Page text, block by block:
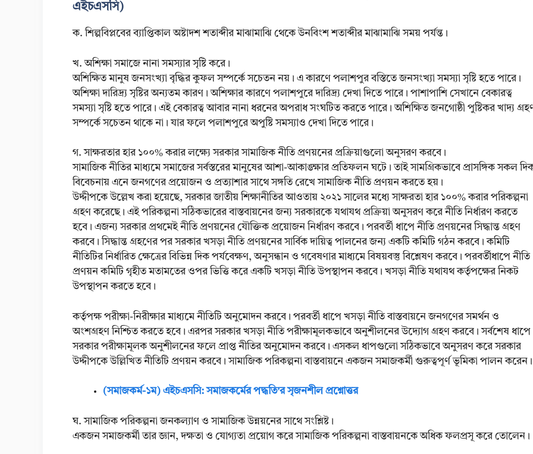
এইচএসসি)
ক. শিল্পবিপ্লবের ব্যাপ্তিকাল অষ্টাদশ শতাব্দীর মাঝামাঝি থেকে উনবিংশ শতাব্দীর মাঝামাঝি সময় পর্যন্ত।
খ. অশিক্ষা সমাজে নানা সমস্যার সৃষ্টি করে।
অশিক্ষিত মানুষ জনসংখ্যা বৃদ্ধির কুফল সম্পর্কে সচেতন নয়। এ কারণে পলাশপুর বস্তিতে জনসংখ্যা সমস্যা সৃষ্টি হতে পারে।
অশিক্ষা দারিদ্র্য সৃষ্টির অন্যতম কারণ। অশিক্ষার কারণে পলাশপুরে দারিদ্র্য দেখা দিতে পারে। পাশাপাশি সেখানে বেকারত্ব
সমস্যা সৃষ্টি হতে পারে। এই বেকারত্ব আবার নানা ধরনের অপরাধ সংঘটিত করতে পারে। অশিক্ষিত জনগোষ্ঠী পুষ্টিকর খাদ্য
সম্পর্কে সচেতন থাকে না। যার ফলে পলাশপুরে অপুষ্টি সমস্যাও দেখা দিতে পারে।
গ. সাক্ষরতার হার ১০০% করার লক্ষ্যে সরকার সামাজিক নীতি প্রণয়নের প্রক্রিয়াগুলো অনুসরণ করবে।
সামাজিক নীতির মাধ্যমে সমাজের সর্বস্তরের মানুষের আশা-আকাঙ্ক্ষার প্রতিফলন ঘটে। তাই সামগ্রিকভাবে প্রাসঙ্গিক সকল
বিবেচনায় এনে জনগণের প্রয়োজন ও প্রত্যাশার সাথে সঙ্গতি রেখে সামাজিক নীতি প্রণয়ন করতে হয়।
উদ্দীপকে উল্লেখ করা হয়েছে, সরকার জাতীয় শিক্ষানীতির আওতায় ২০২১ সালের মধ্যে সাক্ষরতা হার ১০০% করার পরিকল্পনা
গ্রহণ করেছে। এই পরিকল্পনা সঠিকভারের বাস্তবায়নের জন্য সরকারকে যথাযথ প্রক্রিয়া অনুসরণ করে নীতি নির্ধারণ করতে
হবে। এজন্য সরকার প্রথমেই নীতি প্রণয়নের যৌক্তিক প্রয়োজন নির্ধারণ করবে। পরবর্তী ধাপে নীতি প্রণয়নের সিদ্ধান্ত গ্রহণ
করবে। সিদ্ধান্ত গ্রহণের পর সরকার খসড়া নীতি প্রণয়নের সার্বিক দায়িত্ব পালনের জন্য একটি কমিটি গঠন করবে। কমিটি
নীতিটির নির্ধারিত ক্ষেত্রের বিভিন্ন দিক পর্যবেক্ষণ, অনুসন্ধান ও গবেষণার মাধ্যমে বিষয়বস্তু বিশ্লেষণ করবে। পরবর্তীধাপে নীতি
প্রণয়ন কমিটি গৃহীত মতামতের ওপর ভিত্তি করে একটি খসড়া নীতি উপস্থাপন করবে। খসড়া নীতি যথাযথ কর্তৃপক্ষের নিকট
উপস্থাপন করতে হবে।
কর্তৃপক্ষ পরীক্ষা-নিরীক্ষার মাধ্যমে নীতিটি অনুমোদন করবে। পরবর্তী ধাপে খসড়া নীতি বাস্তবায়নে জনগণের সমর্থন ও
অংশগ্রহণ নিশ্চিত করতে হবে। এরপর সরকার খসড়া নীতি পরীক্ষামূলকভাবে অনুশীলনের উদ্যোগ গ্রহণ করবে। সর্বশেষ ধাপে
সরকার পরীক্ষামূলক অনুশীলনের ফলে প্রাপ্ত নীতির অনুমোদন করবে। এসকল ধাপগুলো সঠিকভাবে অনুসরণ করে সরকার
উদ্দীপকে উল্লিখিত নীতিটি প্রণয়ন করবে। সামাজিক পরিকল্পনা বাস্তবায়নে একজন সমাজকর্মী গুরুত্বপূর্ণ ভূমিকা পালন করেন।
(সমাজকর্ম-১ম) এইচএসসি: সমাজকর্মের পদ্ধতি’র সৃজনশীল প্রশ্নোত্তর
ঘ. সামাজিক পরিকল্পনা জনকল্যাণ ও সামাজিক উন্নয়নের সাথে সংশ্লিষ্ট।
একজন সমাজকর্মী তার জ্ঞান, দক্ষতা ও যোগ্যতা প্রয়োগ করে সামাজিক পরিকল্পনা বাস্তবায়নকে অধিক ফলপ্রসূ করে তোলেন।